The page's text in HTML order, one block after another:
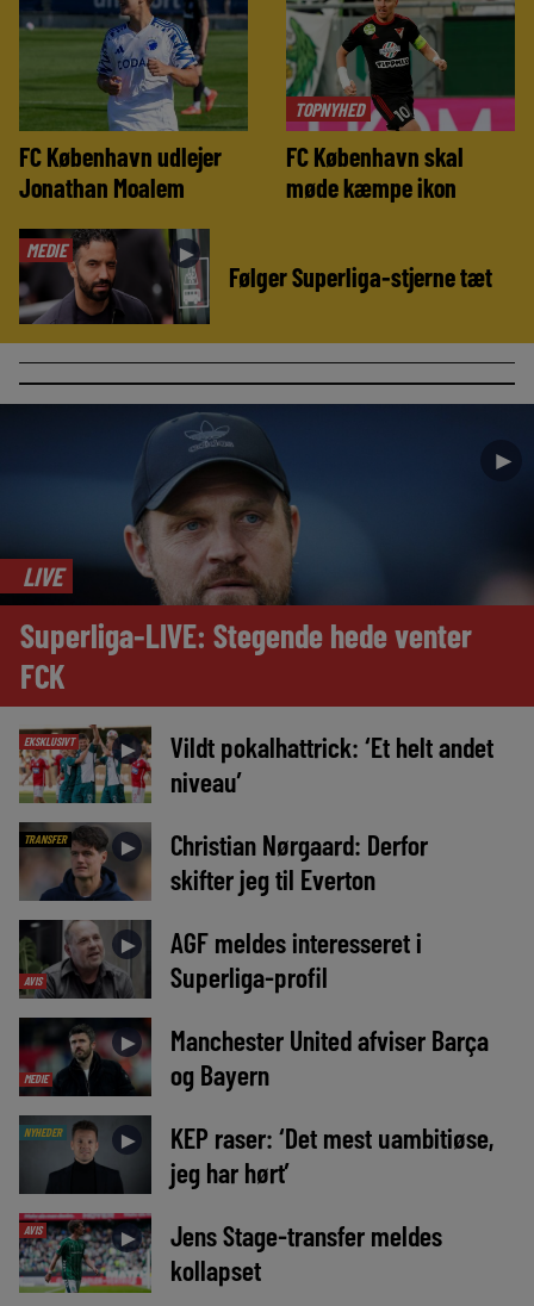
FC København udlejer
Jonathan Moalem
TOPNYHED
FC København skal
møde kæmpe ikon
MEDIE ►
Følger Superliga-stjerne tæt
►
LIVE
Superliga-LIVE: Stegende hede venter
FCK
EKSKLUSIVT ►
Vildt pokalhattrick: ‘Et helt andet
niveau’
TRANSFER ►
Christian Nørgaard: Derfor
skifter jeg til Everton
AVIS
►
AGF meldes interesseret i
Superliga-profil
MEDIE
►
Manchester United afviser Barça
og Bayern
NYHEDER ►
KEP raser: ‘Det mest uambitiøse,
jeg har hørt’
AVIS ►
Jens Stage-transfer meldes
kollapset